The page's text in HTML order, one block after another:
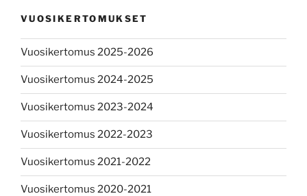
VUOSIKERTOMUKSET
Vuosikertomus 2025-2026
Vuosikertomus 2024-2025
Vuosikertomus 2023-2024
Vuosikertomus 2022-2023
Vuosikertomus 2021-2022
Vuosikertomus 2020-2021